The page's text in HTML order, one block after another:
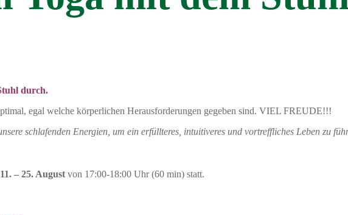
durch.
egal welche körperlichen Herausforderungen gegeben sind. VIEL FREUDE!!!
schlafenden Energien, um ein erfüllteres, intuitiveres und vortreffliches Leben zu
11. – 25. August von 17:00-18:00 Uhr (60 min) statt.